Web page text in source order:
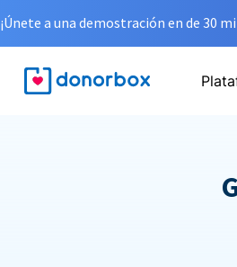
¡Únete a una demostración en de 30